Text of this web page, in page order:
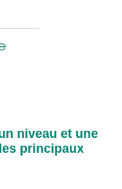
niveau et une
principaux